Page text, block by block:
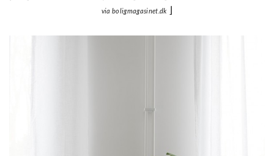
via boligmagasinet.dk ⌋